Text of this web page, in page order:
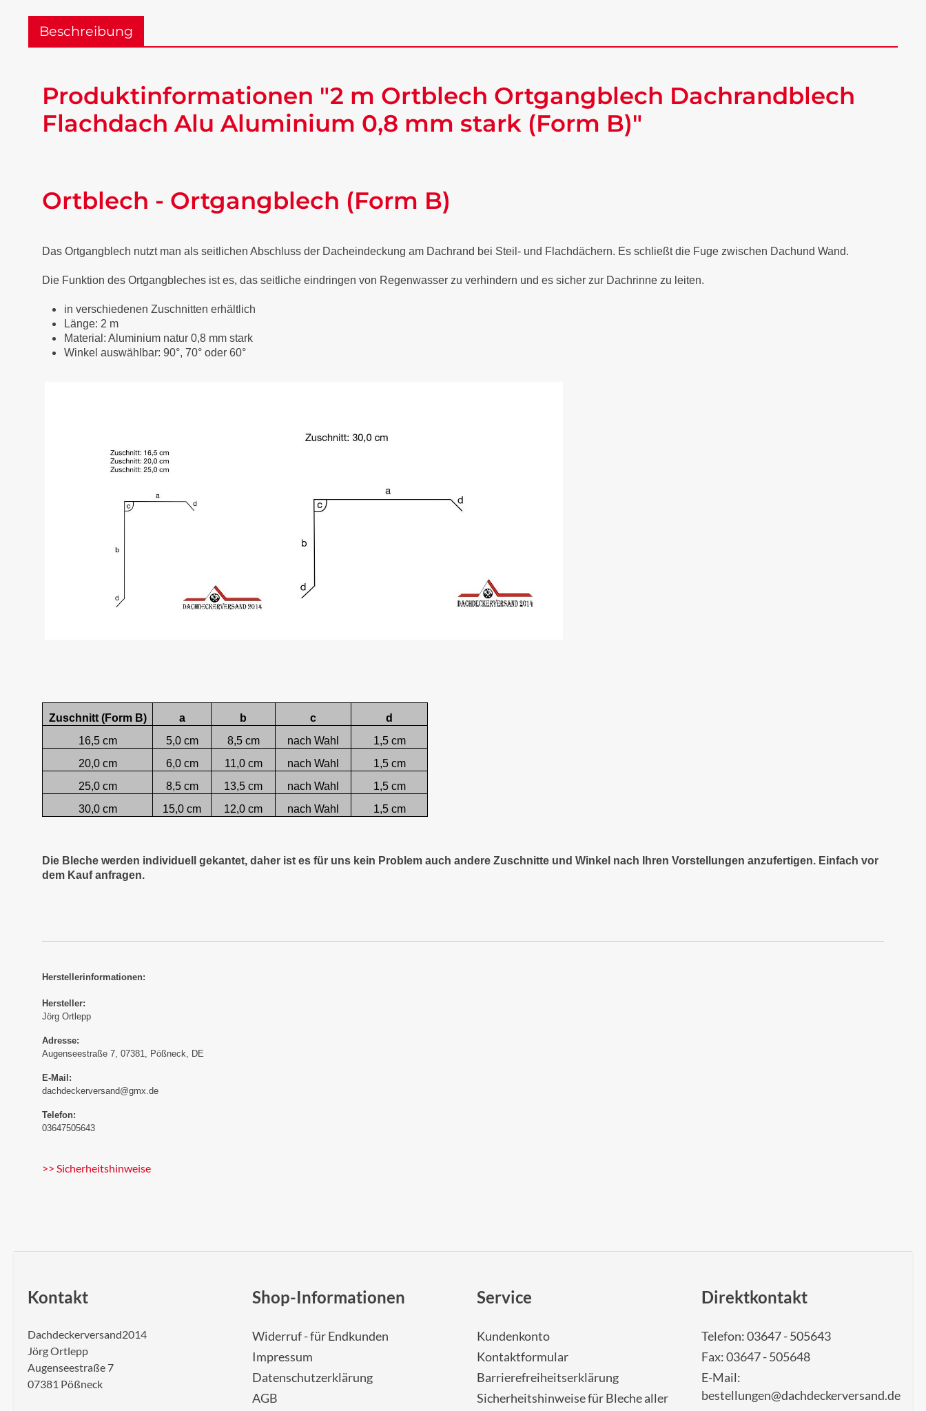
Beschreibung
Produktinformationen "2 m Ortblech Ortgangblech Dachrandblech
Flachdach Alu Aluminium 0,8 mm stark (Form B)"
Ortblech - Ortgangblech (Form B)
Das Ortgangblech nutzt man als seitlichen Abschluss der Dacheindeckung am Dachrand bei Steil- und Flachdächern. Es schließt die Fuge zwischen Dachund Wand.
Die Funktion des Ortgangbleches ist es, das seitliche eindringen von Regenwasser zu verhindern und es sicher zur Dachrinne zu leiten.
in verschiedenen Zuschnitten erhältlich
Länge: 2 m
Material: Aluminium natur 0,8 mm stark
Winkel auswählbar: 90°, 70° oder 60°
Zuschnitt (Form B) a b c
d
16,5 cm
5,0 cm 8,5 cm nach Wahl
1,5 cm
20,0 cm
6,0 cm 11,0 cm nach Wahl
1,5 cm
25,0 cm
8,5 cm 13,5 cm nach Wahl
1,5 cm
30,0 cm
15,0 cm 12,0 cm nach Wahl 1,5 cm
Die Bleche werden individuell gekantet, daher ist es für uns kein Problem auch andere Zuschnitte und Winkel nach Ihren Vorstellungen anzufertigen. Einfach vor
dem Kauf anfragen.
Herstellerinformationen:
Hersteller:
Jörg Ortlepp
Adresse:
Augenseestraße 7, 07381, Pößneck, DE
E-Mail:
dachdeckerversand@gmx.de
Telefon:
03647505643
>> Sicherheitshinweise
Kontakt
Dachdeckerversand2014
Jörg Ortlepp
Augenseestraße 7
07381 Pößneck
Shop-Informationen
Widerruf - für Endkunden
Impressum
Datenschutzerklärung
AGB
Service
Kundenkonto
Kontaktformular
Barrierefreiheitserklärung
Sicherheitshinweise für Bleche aller
Direktkontakt
Telefon: 03647 - 505643
Fax: 03647 - 505648
E-Mail:
bestellungen@dachdeckerversand.de